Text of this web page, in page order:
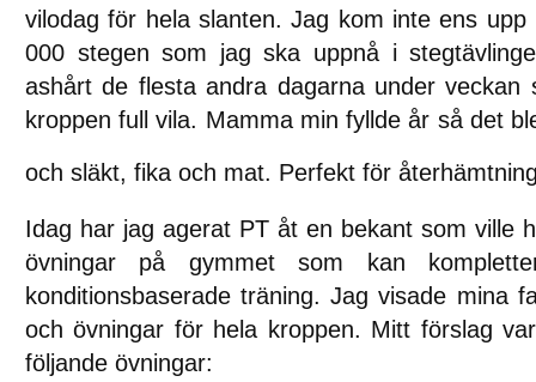
vilodag för hela slanten. Jag kom inte ens upp
000 stegen som jag ska uppnå i
ashårt de flesta andra dagarna under veckan
kroppen full vila. Mamma min fyllde år så det
och släkt, fika och mat. Perfekt för
Idag har jag agerat PT åt en bekant som ville
övningar på gymmet som kan
konditionsbaserade träning. Jag visade mina
och övningar för hela kroppen. Mitt förslag
följande övningar: